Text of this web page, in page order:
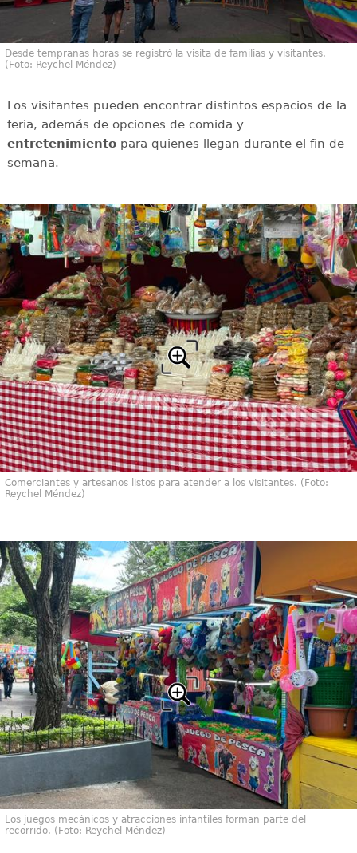
Desde tempranas horas se registró la visita de familias y visitantes.
(Foto: Reychel Méndez)
Los visitantes pueden encontrar distintos espacios de la
feria, además de opciones de comida y
entretenimientopara quienes llegan durante el fin de
semana.
Comerciantes y artesanos listos para atender a los visitantes. (Foto:
Reychel Méndez)
Los juegos mecánicos y atracciones infantiles forman parte del
recorrido. (Foto: Reychel Méndez)